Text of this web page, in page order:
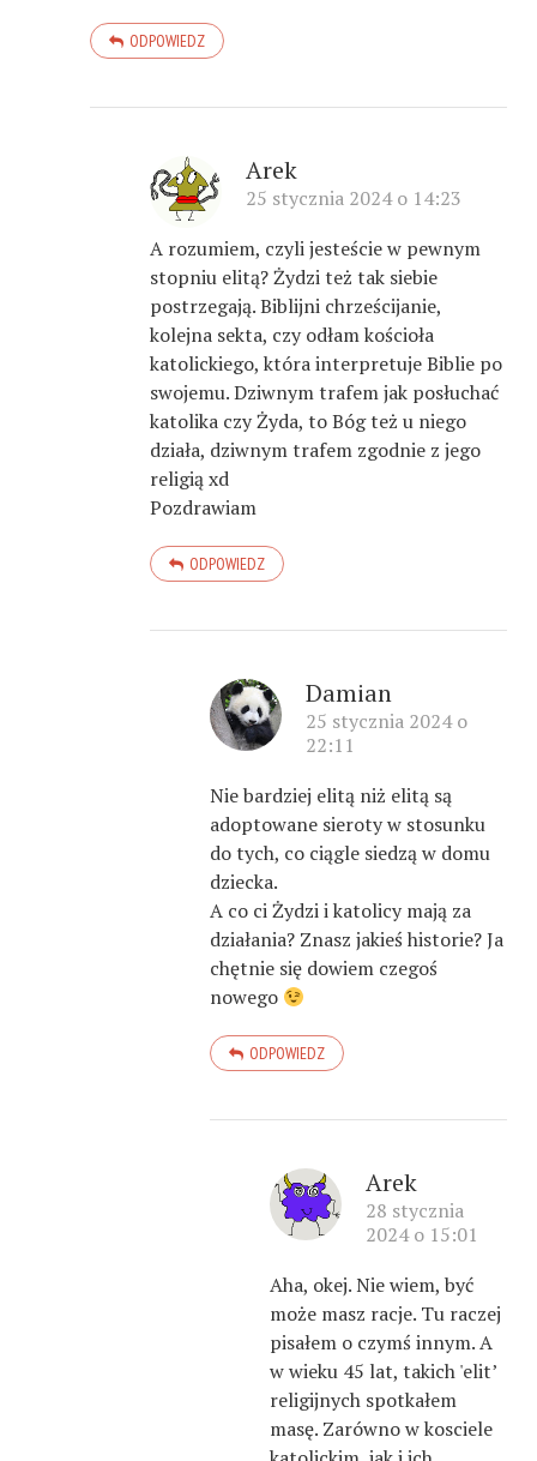
ODPOWIEDZ
Arek
25 stycznia 2024 o 14:23
A rozumiem, czyli jesteście w pewnym
stopniu elitą? Żydzi też tak siebie
postrzegają. Biblijni chrześcijanie,
kolejna sekta, czy odłam kościoła
katolickiego, która interpretuje Biblie po
swojemu. Dziwnym trafem jak posłuchać
katolika czy Żyda, to Bóg też u niego
działa, dziwnym trafem zgodnie z jego
religią xd
Pozdrawiam
ODPOWIEDZ
Damian
25 stycznia 2024 o
22:11
Nie bardziej elitą niż elitą są
adoptowane sieroty w stosunku
do tych, co ciągle siedzą w domu
dziecka.
A co ci Żydzi i katolicy mają za
działania? Znasz jakieś historie? Ja
chętnie się dowiem czegoś
nowego
ODPOWIEDZ
Arek
28 stycznia
2024 o 15:01
Aha, okej. Nie wiem, być
może masz racje. Tu raczej
pisałem o czymś innym. A
w wieku 45 lat, takich 'elit’
religijnych spotkałem
masę. Zarówno w kosciele